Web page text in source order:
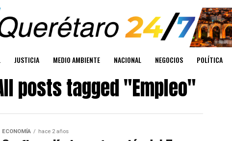
JUSTICIA MEDIO AMBIENTE NACIONAL NEGOCIOS POLÍTICA
posts tagged "Empleo"
ECONOMÍA hace 2 años